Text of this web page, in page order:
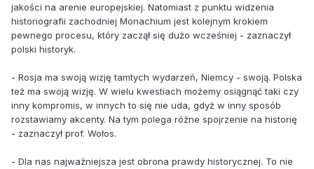
jakości na arenie europejskiej. Natomiast z punktu widzenia
historiografii zachodniej Monachium jest kolejnym krokiem
pewnego procesu, który zaczął się dużo wcześniej - zaznaczył
polski historyk.
- Rosja ma swoją wizję tamtych wydarzeń, Niemcy - swoją. Polska
też ma swoją wizję. W wielu kwestiach możemy osiągnąć taki czy
inny kompromis, w innych to się nie uda, gdyż w inny sposób
rozstawiamy akcenty. Na tym polega różne spojrzenie na historię
- zaznaczył prof. Wołos.
- Dla nas najważniejsza jest obrona prawdy historycznej. To nie